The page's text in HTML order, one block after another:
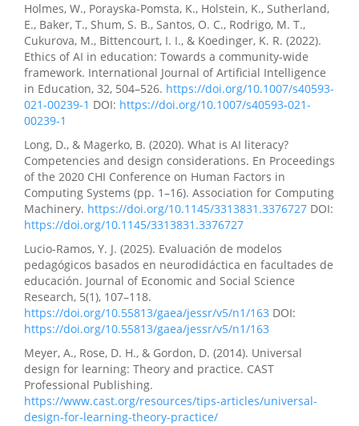
Holmes, W., Porayska-Pomsta, K., Holstein, K., Sutherland,
E., Baker, T., Shum, S. B., Santos, O. C., Rodrigo, M. T.,
Cukurova, M., Bittencourt, I. I., & Koedinger, K. R. (2022).
Ethics of AI in education: Towards a community-wide
framework. International Journal of Artificial Intelligence
in Education, 32, 504–526. https://doi.org/10.1007/s40593-
021-00239-1 DOI: https://doi.org/10.1007/s40593-021-
00239-1
Long, D., & Magerko, B. (2020). What is AI literacy?
Competencies and design considerations. En Proceedings
of the 2020 CHI Conference on Human Factors in
Computing Systems (pp. 1–16). Association for Computing
Machinery. https://doi.org/10.1145/3313831.3376727 DOI:
https://doi.org/10.1145/3313831.3376727
Lucio-Ramos, Y. J. (2025). Evaluación de modelos
pedagógicos basados en neurodidáctica en facultades de
educación. Journal of Economic and Social Science
Research, 5(1), 107–118.
https://doi.org/10.55813/gaea/jessr/v5/n1/163 DOI:
https://doi.org/10.55813/gaea/jessr/v5/n1/163
Meyer, A., Rose, D. H., & Gordon, D. (2014). Universal
design for learning: Theory and practice. CAST
Professional Publishing.
https://www.cast.org/resources/tips-articles/universal-
design-for-learning-theory-practice/